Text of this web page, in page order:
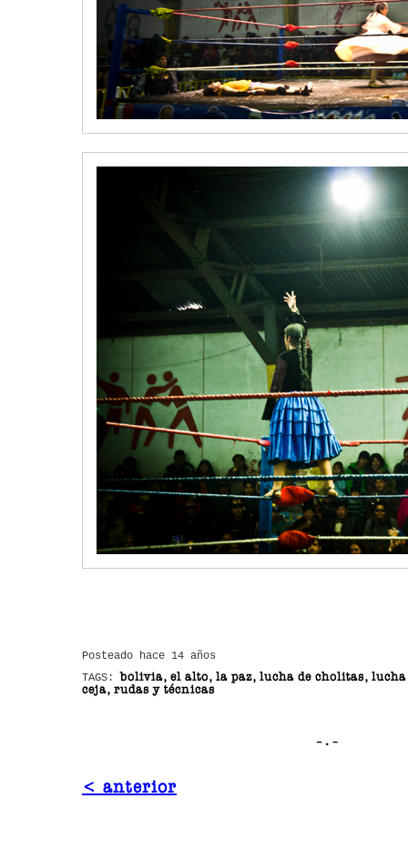
Posteado hace 14 años
TAGS: bolivia, el alto, la paz, lucha de cholitas,
ceja, rudas y técnicas
< anterior